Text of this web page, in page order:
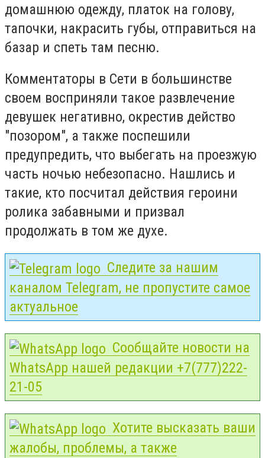
домашнюю одежду, платок на голову,
тапочки, накрасить губы, отправиться на
базар и спеть там песню.
Комментаторы в Сети в большинстве
своем восприняли такое развлечение
девушек негативно, окрестив действо
"позором", а также поспешили
предупредить, что выбегать на проезжую
часть ночью небезопасно. Нашлись и
такие, кто посчитал действия героини
ролика забавными и призвал
продолжать в том же духе.
Следите за нашим
каналом Telegram, не пропустите самое
актуальное
Сообщайте новости на
WhatsApp нашей редакции +7(777)222-
21-05
Хотите высказать ваши
жалобы, проблемы, а также